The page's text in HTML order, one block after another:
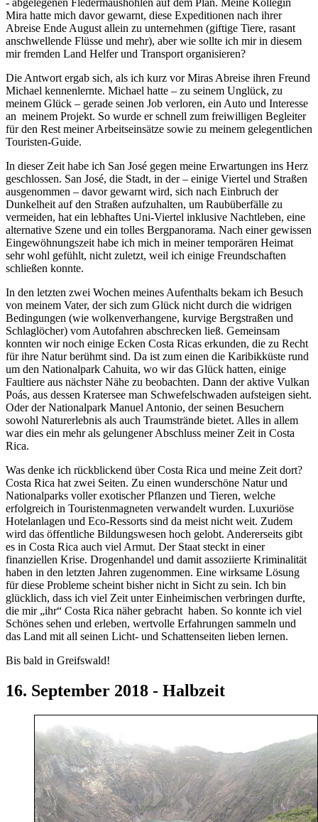
- abgelegenen Fledermaushöhlen auf dem Plan. Meine Kollegin
Mira hatte mich davor gewarnt, diese Expeditionen nach ihrer
Abreise Ende August allein zu unternehmen (giftige Tiere, rasant
anschwellende Flüsse und mehr), aber wie sollte ich mir in diesem
mir fremden Land Helfer und Transport organisieren?
Die Antwort ergab sich, als ich kurz vor Miras Abreise ihren Freund
Michael kennenlernte. Michael hatte – zu seinem Unglück, zu
meinem Glück – gerade seinen Job verloren, ein Auto und Interesse
an meinem Projekt. So wurde er schnell zum freiwilligen Begleiter
für den Rest meiner Arbeitseinsätze sowie zu meinem gelegentlichen
Touristen-Guide.
In dieser Zeit habe ich San José gegen meine Erwartungen ins Herz
geschlossen. San José, die Stadt, in der – einige Viertel und Straßen
ausgenommen – davor gewarnt wird, sich nach Einbruch der
Dunkelheit auf den Straßen aufzuhalten, um Raubüberfälle zu
vermeiden, hat ein lebhaftes Uni-Viertel inklusive Nachtleben, eine
alternative Szene und ein tolles Bergpanorama. Nach einer gewissen
Eingewöhnungszeit habe ich mich in meiner temporären Heimat
sehr wohl gefühlt, nicht zuletzt, weil ich einige Freundschaften
schließen konnte.
In den letzten zwei Wochen meines Aufenthalts bekam ich Besuch
von meinem Vater, der sich zum Glück nicht durch die widrigen
Bedingungen (wie wolkenverhangene, kurvige Bergstraßen und
Schlaglöcher) vom Autofahren abschrecken ließ. Gemeinsam
konnten wir noch einige Ecken Costa Ricas erkunden, die zu Recht
für ihre Natur berühmt sind. Da ist zum einen die Karibikküste rund
um den Nationalpark Cahuita, wo wir das Glück hatten, einige
Faultiere aus nächster Nähe zu beobachten. Dann der aktive Vulkan
Poás, aus dessen Kratersee man Schwefelschwaden aufsteigen sieht.
Oder der Nationalpark Manuel Antonio, der seinen Besuchern
sowohl Naturerlebnis als auch Traumstrände bietet. Alles in allem
war dies ein mehr als gelungener Abschluss meiner Zeit in Costa
Rica.
Was denke ich rückblickend über Costa Rica und meine Zeit dort?
Costa Rica hat zwei Seiten. Zu einen wunderschöne Natur und
Nationalparks voller exotischer Pflanzen und Tieren, welche
erfolgreich in Touristenmagneten verwandelt wurden. Luxuriöse
Hotelanlagen und Eco-Ressorts sind da meist nicht weit. Zudem
wird das öffentliche Bildungswesen hoch gelobt. Andererseits gibt
es in Costa Rica auch viel Armut. Der Staat steckt in einer
finanziellen Krise. Drogenhandel und damit assoziierte Kriminalität
haben in den letzten Jahren zugenommen. Eine wirksame Lösung
für diese Probleme scheint bisher nicht in Sicht zu sein. Ich bin
glücklich, dass ich viel Zeit unter Einheimischen verbringen durfte,
die mir „ihr“ Costa Rica näher gebracht haben. So konnte ich viel
Schönes sehen und erleben, wertvolle Erfahrungen sammeln und
das Land mit all seinen Licht- und Schattenseiten lieben lernen.
Bis bald in Greifswald!
16. September 2018 - Halbzeit